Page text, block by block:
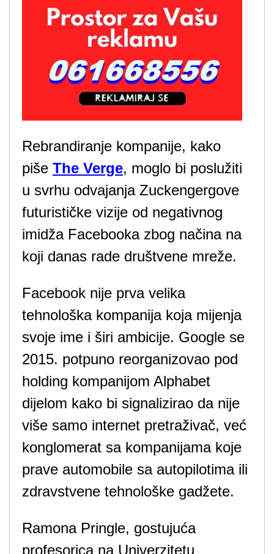
Rebrandiranje kompanije, kako
piše The Verge, moglo bi poslužiti
u svrhu odvajanja Zuckengergove
futurističke vizije od negativnog
imidža Facebooka zbog načina na
koji danas rade društvene mreže.
Facebook nije prva velika
tehnološka kompanija koja mijenja
svoje ime i širi ambicije. Google se
2015. potpuno reorganizovao pod
holding kompanijom Alphabet
dijelom kako bi signalizirao da nije
više samo internet pretraživač, već
konglomerat sa kompanijama koje
prave automobile sa autopilotima ili
zdravstvene tehnološke gadžete.
Ramona Pringle, gostujuća
profesorica na Univerzitetu